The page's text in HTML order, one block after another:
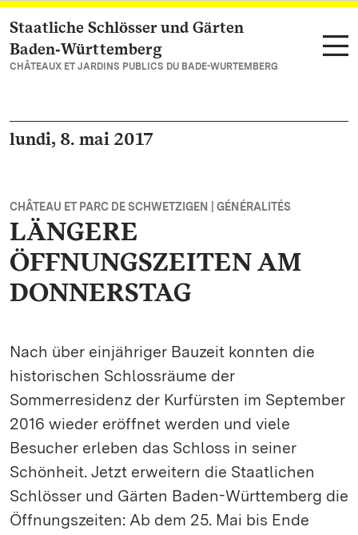
Vers la page d’accueil
Staatliche Schlösser und Gärten
Baden‑Württemberg
CHÂTEAUX ET JARDINS PUBLICS DU BADE-WURTEMBERG
lundi, 8. mai 2017
CHÂTEAU ET PARC DE SCHWETZIGEN | GÉNÉRALITÉS
LÄNGERE
ÖFFNUNGSZEITEN AM
DONNERSTAG
Nach über einjähriger Bauzeit konnten die
historischen Schlossräume der
Sommerresidenz der Kurfürsten im September
2016 wieder eröffnet werden und viele
Besucher erleben das Schloss in seiner
Schönheit. Jetzt erweitern die Staatlichen
Schlösser und Gärten Baden-Württemberg die
Öffnungszeiten: Ab dem 25. Mai bis Ende